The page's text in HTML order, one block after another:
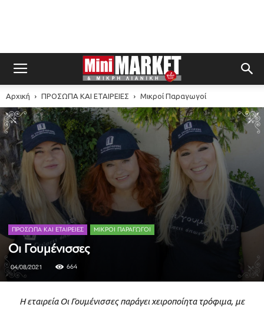
Αρχική ΠΡΟΣΩΠΑ ΚΑΙ ΕΤΑΙΡΕΙΕΣ Μικροί Παραγωγοί
ΠΡΟΣΩΠΑ ΚΑΙ ΕΤΑΙΡΕΙΕΣ ΜΙΚΡΟΊ ΠΑΡΑΓΩΓΟΊ
Οι Γουμένισσες
04/08/2021 664
Η εταιρεία Οι Γουμένισσες παράγει χειροποίητα τρόφιμα, με